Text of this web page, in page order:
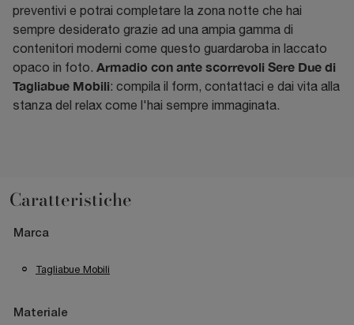
preventivi e potrai completare la zona notte che hai
sempre desiderato grazie ad una ampia gamma di
contenitori moderni come questo guardaroba in laccato
opaco in foto. Armadio con ante scorrevoli Sere Due di
Tagliabue Mobili: compila il form, contattaci e dai vita alla
stanza del relax come l'hai sempre immaginata.
Caratteristiche
Marca
Tagliabue Mobili
Materiale